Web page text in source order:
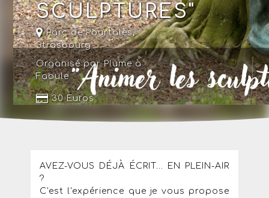
SCULPTURES"
Parc de Pourtalès,
Strasbourg
Organisé par Plume à
Fabule
30 Euros
AVEZ-VOUS DÉJÀ ÉCRIT... EN PLEIN-AIR
?
C'est l'expérience que je vous propose